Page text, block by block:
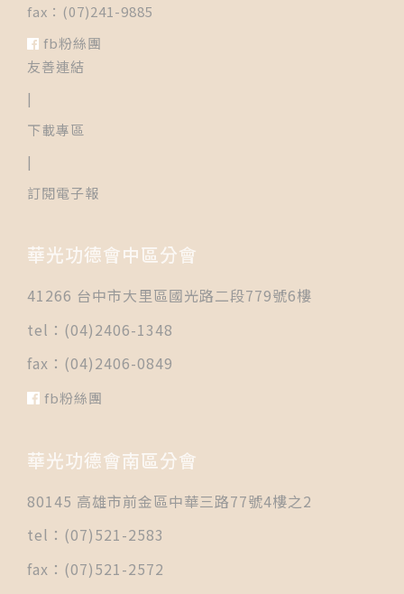
fax：(07)241-9885
fb粉絲團
友善連結
|
下載專區
|
訂閱電子報
華光功德會中區分會
41266 台中市大里區國光路二段779號6樓
tel：(04)2406-1348
fax：(04)2406-0849
fb粉絲團
華光功德會南區分會
80145 高雄市前金區中華三路77號4樓之2
tel：(07)521-2583
fax：(07)521-2572